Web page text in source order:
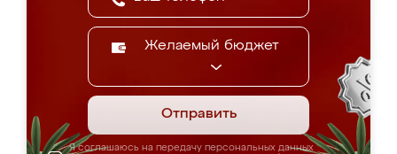
Желаемый бюджет
Отправить
Я соглашаюсь на передачу персональных данных